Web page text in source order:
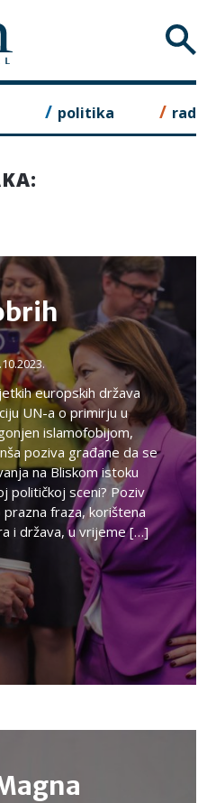
politika rad
europskih država
UN-a o primirju u
islamofobijom,
poziva građane da se
na Bliskom istoku
političkoj sceni? Poziv
fraza, korištena
i država, u vrijeme […]